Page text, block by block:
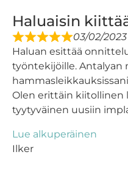
Haluaisin
03/02/2023
Haluan esittää
työntekijöille. Antalyan
Olen erittäin kiitollinen
tyytyväinen uusiin
Lue alkuperäinen
Ilker